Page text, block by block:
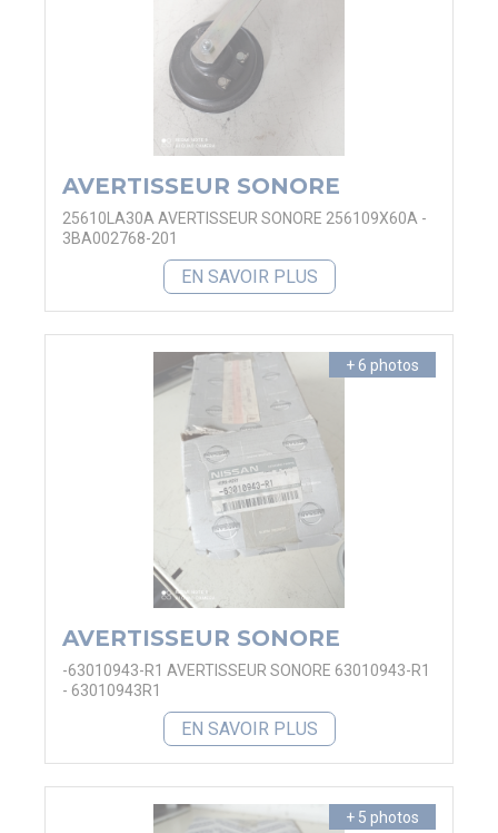
AVERTISSEUR SONORE
25610LA30A AVERTISSEUR SONORE 256109X60A -
3BA002768-201
EN SAVOIR PLUS
+ 6 photos
AVERTISSEUR SONORE
-63010943-R1 AVERTISSEUR SONORE 63010943-R1
- 63010943R1
EN SAVOIR PLUS
+ 5 photos